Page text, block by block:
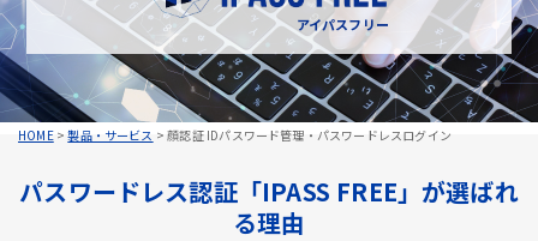
HOME>製品・サービス >顔認証 IDパスワード管理・パスワードレスログイン
アイパスフリー
パスワードレス認証「IPASS FREE」が選ばれ
る理由